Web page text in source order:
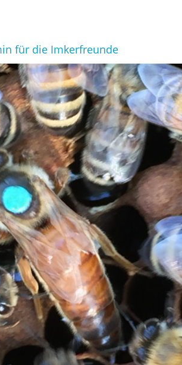
für die Imkerfreunde